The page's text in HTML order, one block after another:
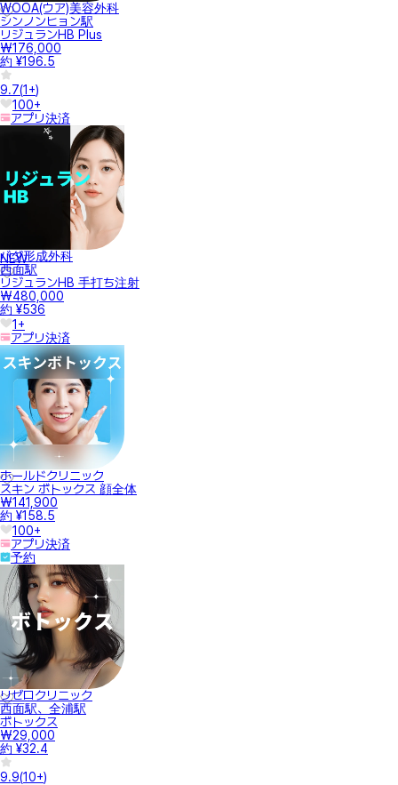
WOOA(ウア)美容外科
シンノンヒョン駅
リジュランHB Plus
₩176,000
約 ¥196.5
9.7(1+)
100+
アプリ決済
NEW
バダ形成外科
西面駅
リジュランHB 手打ち注射
₩480,000
約 ¥536
1+
アプリ決済
ホールドクリニック
スキン ボトックス 顔全体
₩141,900
約 ¥158.5
100+
アプリ決済
予約
リゼロクリニック
西面駅、全浦駅
ボトックス
₩29,000
約 ¥32.4
9.9(10+)